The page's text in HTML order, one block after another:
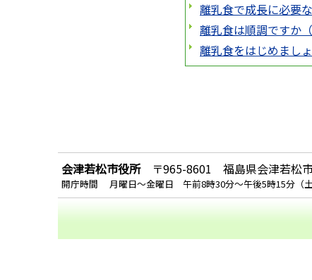
離乳食で成長に必要
離乳食は順調ですか（
離乳食をはじめまし
会津若松市役所〒965-8601 福島県会津若松市
開庁時間 月曜日～金曜日 午前8時30分～午後5時15分（土